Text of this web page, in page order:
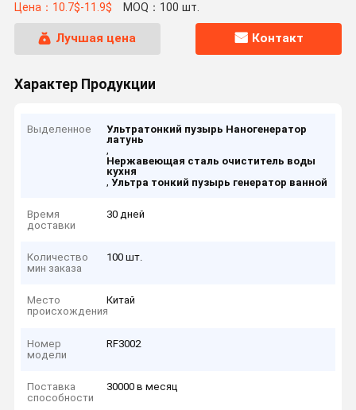
Цена：10.7$-11.9$ MOQ：100 шт.
Лучшая цена Контакт
Характер Продукции
Выделенное
Ультратонкий пузырь Наногенератор
латунь
,
Нержавеющая сталь очиститель воды
кухня
,Ультра тонкий пузырь генератор ванной
Время
доставки
30 дней
Количество
мин заказа
100 шт.
Место
происхождения
Китай
Номер
модели
RF3002
Поставка
способности
30000 в месяц